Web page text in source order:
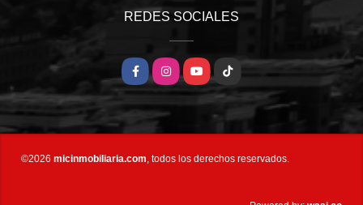
REDES SOCIALES
FacebookInstagramYouTubeTikTok
©2026 micinmobiliaria.com, todos los derechos reservados.